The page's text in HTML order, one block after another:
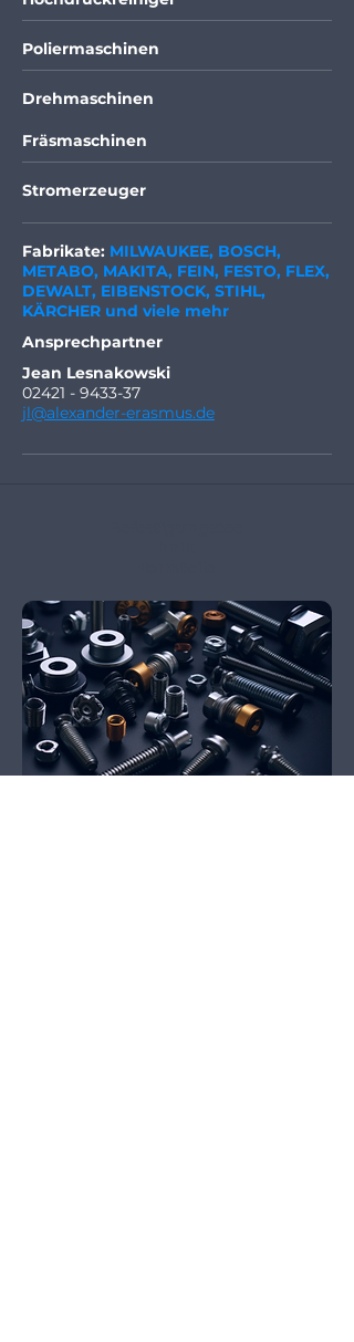
Poliermaschinen
Drehmaschinen
Fräsmaschinen
Stromerzeuger
Fabrikate: MILWAUKEE, BOSCH,
METABO, MAKITA, FEIN, FESTO, FLEX,
DEWALT, EIBENSTOCK, STIHL,
KÄRCHER und viele mehr
Ansprechpartner
Jean Lesnakowski
02421 - 9433-37
jl@alexander-erasmus.de